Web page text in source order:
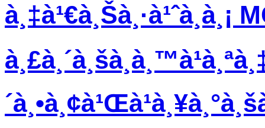
à¸‡à¹€à¸Šà¸·à¹ˆà¸­à¸¡